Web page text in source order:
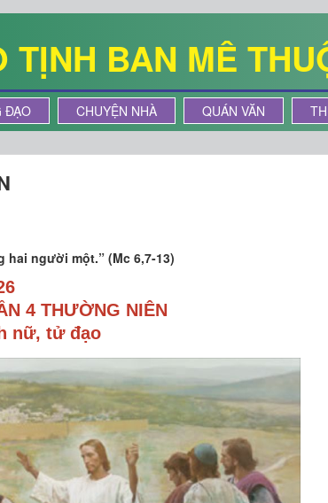
BAN MÊ
ĐẠO CHUYỆN NHÀ QUÁN VĂN
người một.” (Mc 6,7-13)
4 THƯỜNG NIÊN
nữ, tử đạo